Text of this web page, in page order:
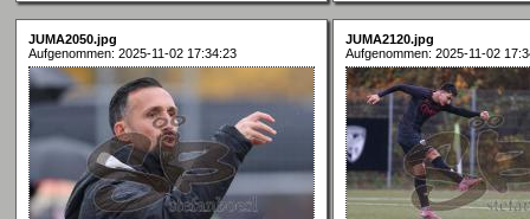
JUMA2050.jpg
Aufgenommen: 2025-11-02 17:34:23
JUMA2120.jpg
Aufgenommen: 2025-11-02